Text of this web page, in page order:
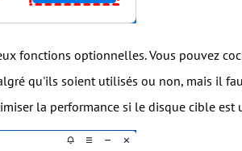
fonctions optionnelles. Vous pouvez
qu'ils soient utilisés ou non, mais il
la performance si le disque cible est